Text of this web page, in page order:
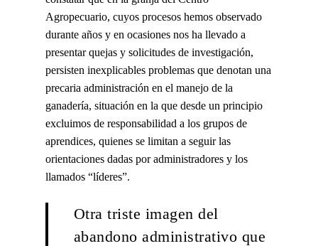
Agropecuario, cuyos procesos hemos observado
durante años y en ocasiones nos ha llevado a
presentar quejas y solicitudes de investigación,
persisten inexplicables problemas que denotan una
precaria administración en el manejo de la
ganadería, situación en la que desde un principio
excluimos de responsabilidad a los grupos de
aprendices, quienes se limitan a seguir las
orientaciones dadas por administradores y los
llamados “líderes”.
Otra triste imagen del
abandono administrativo que